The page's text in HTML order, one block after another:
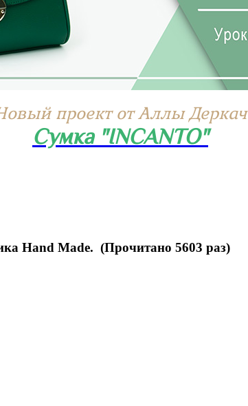
проект от Аллы Деркач
Сумка "INCANTO"
Hand Made. (Прочитано 5603 раз)